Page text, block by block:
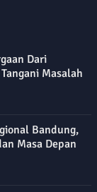
Dari
Masalah
Bandung,
Masa Depan